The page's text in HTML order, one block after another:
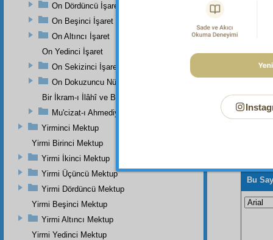
Bu
On Dördüncü İşaret
On Beşinci İşaret
On Altıncı İşaret
On Yedinci İşaret
On Sekizinci İşaret
On Dokuzuncu Nükteli İşaret
Bir İkram-ı İlâhî ve Bir Eser-i İnâyet-i Rabbâniye
Mu'cizat-ı Ahmediye'nin Birinci Zeyli
Yirminci Mektup
Yirmi Birinci Mektup
Yirmi İkinci Mektup
Yirmi Üçüncü Mektup
Yirmi Dördüncü Mektup
Yirmi Beşinci Mektup
Yirmi Altıncı Mektup
Yirmi Yedinci Mektup